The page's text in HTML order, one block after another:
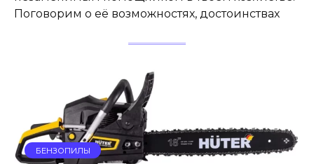
Поговорим о её возможностях, достоинствах
БЕНЗОПИЛЫ